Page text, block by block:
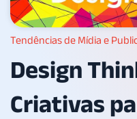
Tendências de Mídia e
Design
Criativas